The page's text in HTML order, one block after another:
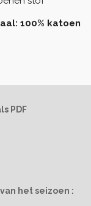
100% katoen
PDF
het seizoen :